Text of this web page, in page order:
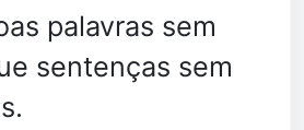
palavras sem
sentenças sem